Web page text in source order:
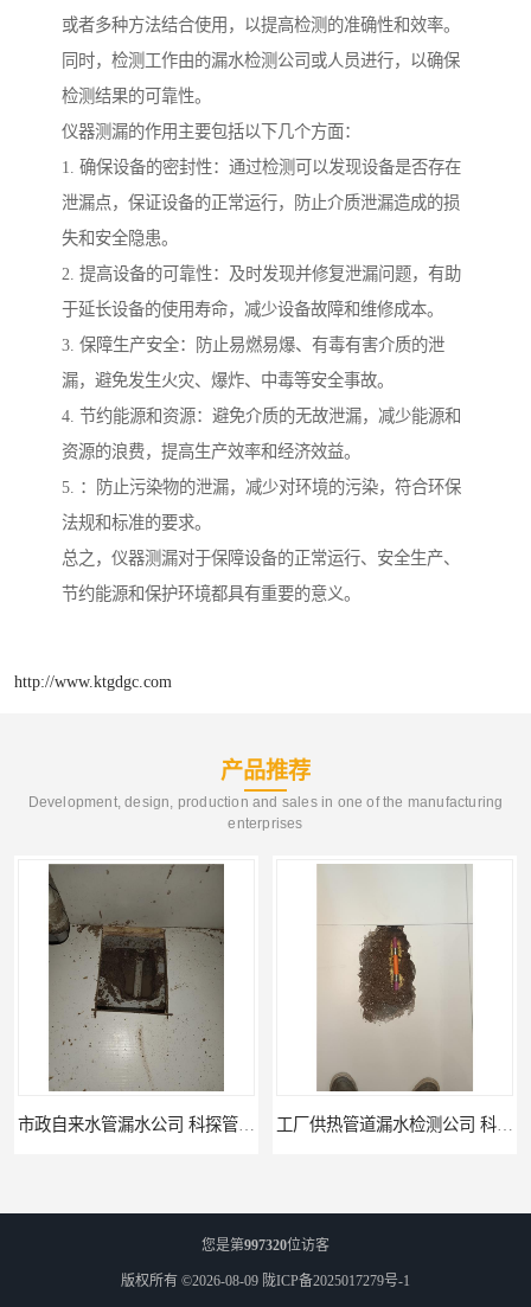
或者多种方法结合使用，以提高检测的准确性和效率。
同时，检测工作由的漏水检测公司或人员进行，以确保
检测结果的可靠性。
仪器测漏的作用主要包括以下几个方面：
1. 确保设备的密封性：通过检测可以发现设备是否存在
泄漏点，保证设备的正常运行，防止介质泄漏造成的损
失和安全隐患。
2. 提高设备的可靠性：及时发现并修复泄漏问题，有助
于延长设备的使用寿命，减少设备故障和维修成本。
3. 保障生产安全：防止易燃易爆、有毒有害介质的泄
漏，避免发生火灾、爆炸、中毒等安全事故。
4. 节约能源和资源：避免介质的无故泄漏，减少能源和
资源的浪费，提高生产效率和经济效益。
5. ：防止污染物的泄漏，减少对环境的污染，符合环保
法规和标准的要求。
总之，仪器测漏对于保障设备的正常运行、安全生产、
节约能源和保护环境都具有重要的意义。
http://www.ktgdgc.com
产品推荐
Development, design, production and sales in one of the manufacturing
enterprises
公司仪器测漏电话 科探管道工程
您是第997320位访客
版权所有 ©2026-08-09 陇ICP备2025017279号-1